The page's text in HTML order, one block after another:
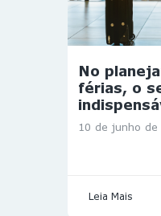
OURO
ST
HOME
No
férias, o
10 de junho de
Leia Mais